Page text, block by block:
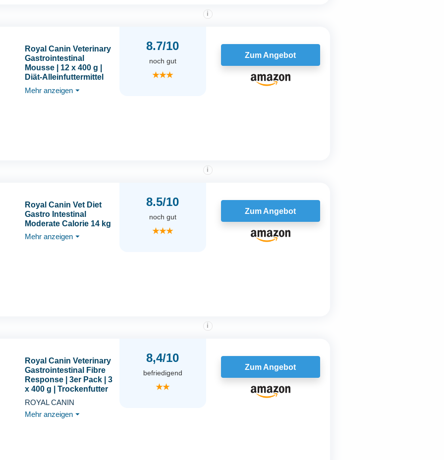
Royal Canin Veterinary
Gastrointestinal
Mousse | 12 x 400 g |
Diät-Alleinfuttermittel
für ausgewachsene
Hunde | Zur
Mehr anzeigen ⏷
8.7/10
i
noch gut
★★★
Zum Angebot
Royal Canin Vet Diet
Gastro Intestinal
Moderate Calorie 14 kg
Mehr anzeigen ⏷
8.5/10
i
noch gut
★★★
Zum Angebot
Royal Canin Veterinary
Gastrointestinal Fibre
Response | 3er Pack | 3
x 400 g | Trockenfutter
für Erwachsene Katzen
| Zur Unterstützung der
Verdauung |
ROYAL CANIN
Mehr anzeigen ⏷
8,4/10
i
befriedigend
★★
Zum Angebot